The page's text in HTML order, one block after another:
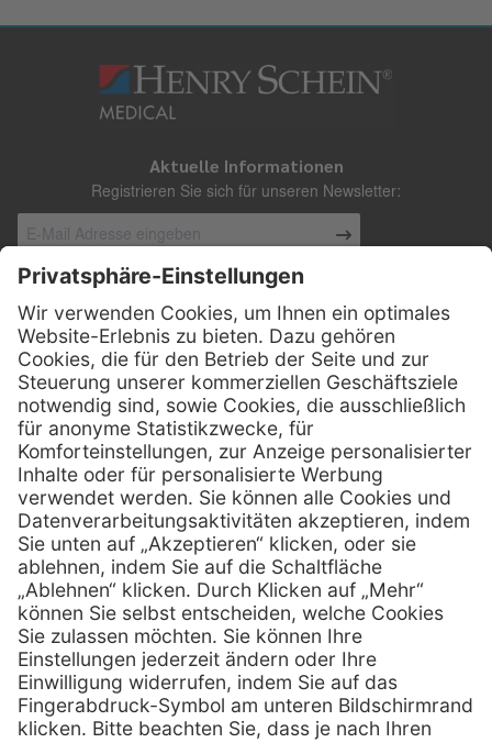
Aktuelle Informationen
Registrieren Sie sich für unseren Newsletter:
Kontakt
Henry Schein Medical Austria GmbH
Schönbrunner Straße 297
A-1120 Wien
01 / 718 19 61 99
Telefax:01 / 718 19 61 23
E-Mail: info @ henryscheinmed.at
Services
Vorteile
Eigenmarke
Leasing
Technischer Service
Hilfe
FAQs
Kontakt
Außendienst
Lob & Kritik